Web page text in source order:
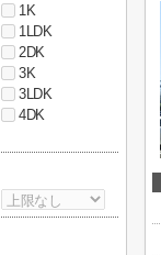
1K
1LDK
2DK
3K
3LDK
4DK